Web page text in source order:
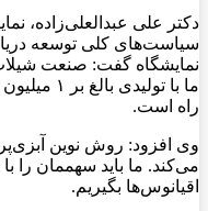
دکتر علی عبدالعلی‌زاده،
سیاست‌های کلی توسعه
نمایشگاه گفت: صنعت
راه است.
وی افزود: روش نوین
می‌کند. ما باید سهممان را
اقیانوس‌ها بگیریم.